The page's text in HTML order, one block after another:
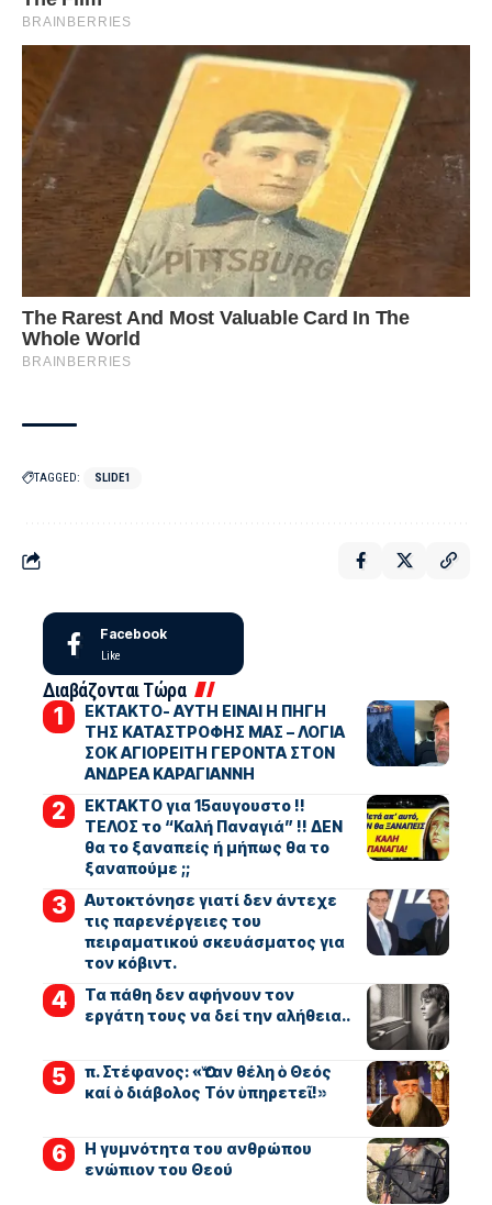
TAGGED: SLIDE1
Facebook
Like
Διαβάζονται Τώρα
ΕΚΤΑΚΤΟ- ΑΥΤΗ ΕΙΝΑΙ Η ΠΗΓΗ
ΤΗΣ ΚΑΤΑΣΤΡΟΦΗΣ ΜΑΣ – ΛΟΓΙΑ
ΣΟΚ ΑΓΙΟΡΕΙΤΗ ΓΕΡΟΝΤΑ ΣΤΟΝ
ΑΝΔΡΕΑ ΚΑΡΑΓΙΑΝΝΗ
ΕΚΤΑΚΤΟ για 15αυγουστο !!
ΤΕΛΟΣ το “Καλή Παναγιά” !! ΔΕΝ
θα το ξαναπείς ή μήπως θα το
ξαναπούμε ;;
Αυτοκτόνησε γιατί δεν άντεχε
τις παρενέργειες του
πειραματικού σκευάσματος για
τον κόβιντ.
Τα πάθη δεν αφήνουν τον
εργάτη τους να δεί την αλήθεια..
π. Στέφανος: «Ὅταν θέλη ὁ Θεός
καί ὁ διάβολος Τόν ὑπηρετεῖ!»
Η γυμνότητα του ανθρώπου
ενώπιον του Θεού